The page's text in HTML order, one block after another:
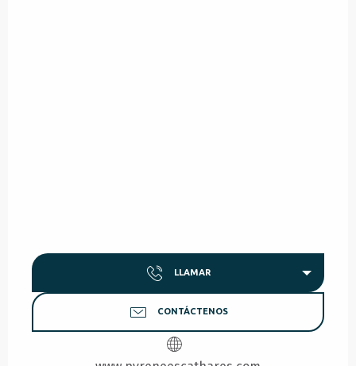
LLAMAR
CONTÁCTENOS